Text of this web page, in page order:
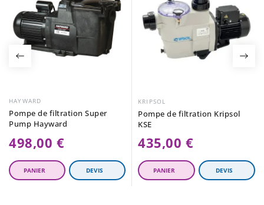
HAYWARD
Pompe de filtration Super
Pump Hayward
498,00 €
KRIPSOL
Pompe de filtration Kripsol
KSE
435,00 €